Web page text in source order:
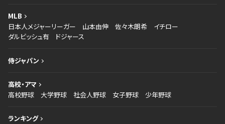
MLB
日本人メジャーリーガー
山本由伸 佐々木朗希
イチロー
ダルビッシュ有
ドジャース
侍ジャパン
高校・アマ
高校野球
大学野球 社会人野球 女子野球 少年野球
ランキング